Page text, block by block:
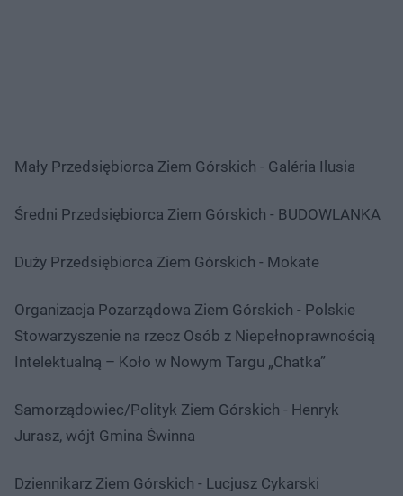
Mały Przedsiębiorca Ziem Górskich - Galéria Ilusia
Średni Przedsiębiorca Ziem Górskich - BUDOWLANKA
Duży Przedsiębiorca Ziem Górskich - Mokate
Organizacja Pozarządowa Ziem Górskich - Polskie
Stowarzyszenie na rzecz Osób z Niepełnoprawnością
Intelektualną – Koło w Nowym Targu „Chatka”
Samorządowiec/Polityk Ziem Górskich - Henryk
Jurasz, wójt Gmina Świnna
Dziennikarz Ziem Górskich - Lucjusz Cykarski